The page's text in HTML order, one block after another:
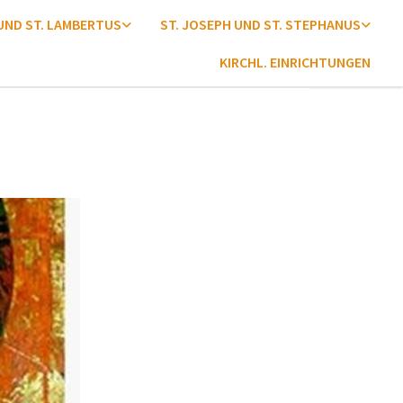
ST. LAMBERTUS ST. JOSEPH UND ST. STEPHANUS
KIRCHL. EINRICHTUNGEN